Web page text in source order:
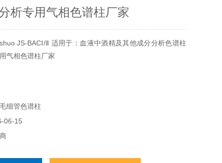
析专用气相色谱柱厂家
JS-BACⅠ/Ⅱ 适用于：血液中酒精及其他成分分析色谱柱
气相色谱柱厂家
细管色谱柱
06-15